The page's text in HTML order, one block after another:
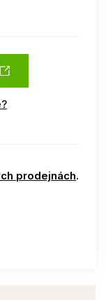
prodejnách.